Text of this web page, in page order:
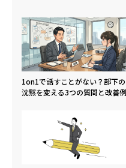
1on1で話すことがない？部下の
沈黙を変える3つの質問と改善例